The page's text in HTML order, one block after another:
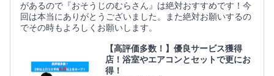
があるので『おそうじのむらさん』は絶対おすすめです！今
回は本当にありがとうございました。また絶対お願いするの
でその時もよろしくお願いします。
【高評価多数！】優良サービス獲得
店！浴室やエアコンとセットで更にお
得！